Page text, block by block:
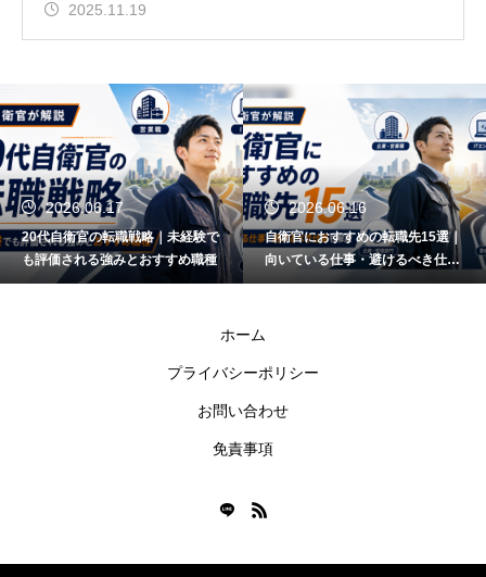
2025.11.19
2026.06.17
20代自衛官の転職戦略｜未経験で
も評価される強みとおすすめ職種
2026.06.16
自衛官におすすめの転職先15選｜
向いている仕事・避けるべき仕事
も解説
ホーム
プライバシーポリシー
お問い合わせ
免責事項